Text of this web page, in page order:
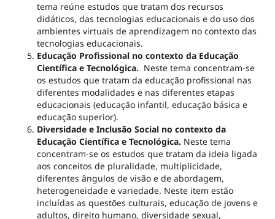
tema reúne estudos que tratam dos recursos
didáticos, das tecnologias educacionais e do uso dos
ambientes virtuais de aprendizagem no contexto das
tecnologias educacionais.
Educação Profissional no contexto da Educação
Científica e Tecnológica. Neste tema concentram-se
os estudos que tratam da educação profissional nas
diferentes modalidades e nas diferentes etapas
educacionais (educação infantil, educação básica e
educação superior).
Diversidade e Inclusão Social no contexto da
Educação Científica e Tecnológica. Neste tema
concentram-se os estudos que tratam da ideia ligada
aos conceitos de pluralidade, multiplicidade,
diferentes ângulos de visão e de abordagem,
heterogeneidade e variedade. Neste item estão
incluídas as questões culturais, educação de jovens e
adultos, direito humano, diversidade sexual,